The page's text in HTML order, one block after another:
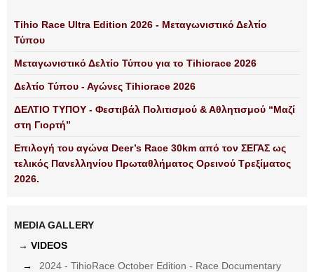
Tihio Race Ultra Edition 2026 - Μεταγωνιστικό Δελτίο
Τύπου
Μεταγωνιστικό Δελτίο Τύπου για το Tihiorace 2026
Δελτίο Τύπου - Αγώνες Tihiorace 2026
ΔΕΛΤΙΟ ΤΥΠΟΥ - Φεστιβάλ Πολιτισμού & Αθλητισμού “Μαζί
στη Γιορτή”
Επιλογή του αγώνα Deer’s Race 30km από τον ΣΕΓΑΣ ως
τελικός Πανελληνίου Πρωταθλήματος Ορεινού Τρεξίματος
2026.
MEDIA GALLERY
VIDEOS
2024 - TihioRace October Edition - Race Documentary